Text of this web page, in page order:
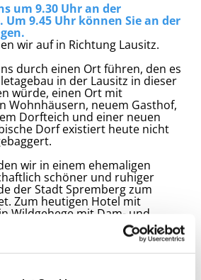
um 9.30 Uhr an der
9.45 Uhr können Sie an der
wir auf in Richtung Lausitz.
durch einen Ort führen, den es
in der Lausitz in dieser
würde, einen Ort mit
Wohnhäusern, neuem Gasthof,
Dorfteich und einer neuen
Dorf existiert heute nicht
wir in einem ehemaligen
schöner und ruhiger
der Stadt Spremberg zum
Zum heutigen Hotel mit
Wildgehege mit Dam- und
wird in der Gaststätte ein
angeboten. Es gibt aber
Alternative.